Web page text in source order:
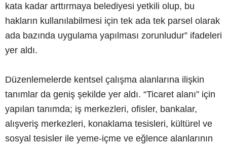
kata kadar arttırmaya belediyesi yetkili olup, bu
hakların kullanılabilmesi için tek ada tek parsel olarak
ada bazında uygulama yapılması zorunludur” ifadeleri
yer aldı.
Düzenlemelerde kentsel çalışma alanlarına ilişkin
tanımlar da geniş şekilde yer aldı. “Ticaret alanı” için
yapılan tanımda; iş merkezleri, ofisler, bankalar,
alışveriş merkezleri, konaklama tesisleri, kültürel ve
sosyal tesisler ile yeme-içme ve eğlence alanlarının